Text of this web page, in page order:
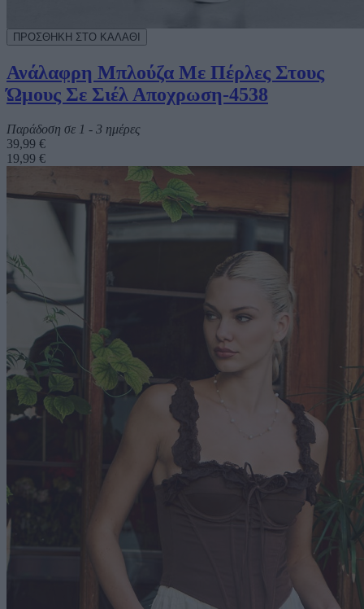
Ανάλαφρη Μπλούζα Με Πέρλες Στους
Ώμους Σε Σιέλ Αποχρωση-4538
Παράδοση σε 1 - 3 ημέρες
39,99 €
19,99 €